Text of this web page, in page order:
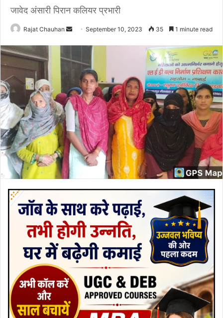
जावेद अंसारी पिरान कलियर प्रभारी
Rajat Chauhan
Send September 10, 2023 35 1 minute read